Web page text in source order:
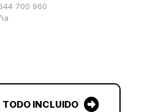
700 960
TODO INCLUIDO